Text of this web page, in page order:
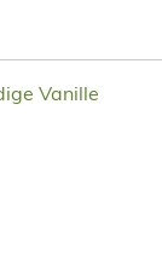
Vanille